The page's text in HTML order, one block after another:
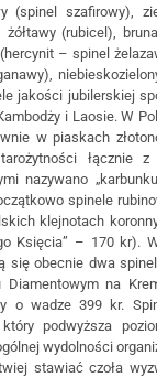
(spinel szafirowy),
(rubicel),
– spinel
jakości jubilerskiej
i Laosie. W
w piaskach
łącznie z
nazywano
spinele
klejnotach
Księcia” – 170 kr).
się obecnie dwa
na
o wadze 399 kr.
podwyższa
wydolności
stawiać czoła